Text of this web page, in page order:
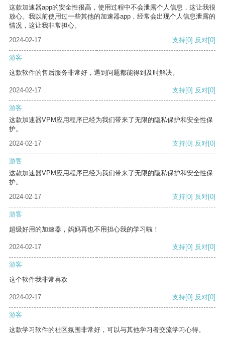
这款加速器app的安全性很高，使用过程中不会泄露个人信息，这让我很
放心。我以前使用过一些其他的加速器app，经常会出现个人信息泄露的
情况，这让我非常担心。
2024-02-17
支持[0] 反对[0]
游客
这款软件的售后服务非常好，遇到问题都能得到及时解决。
2024-02-17 支持[0] 反对[0]
游客
这款加速器VPM应用程序已经为我们带来了无限的隐私保护和安全性保
护。
2024-02-17
支持[0] 反对[0]
游客
这款加速器VPM应用程序已经为我们带来了无限的隐私保护和安全性保
护。
2024-02-17
支持[0] 反对[0]
游客
超级好用的加速器，妈妈再也不用担心我的学习啦！
2024-02-17 支持[0] 反对[0]
游客
这个软件我非常喜欢
2024-02-17 支持[0] 反对[0]
游客
这款学习软件的社区氛围非常好，可以与其他学习者交流学习心得。